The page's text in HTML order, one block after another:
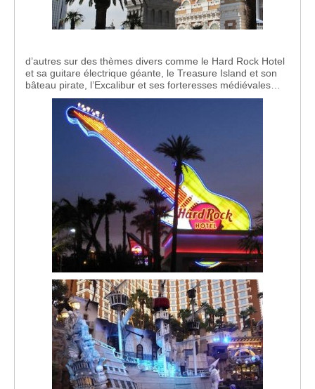
d’autres sur des thèmes divers comme le Hard Rock Hotel
et sa guitare électrique géante, le Treasure Island et son
bâteau pirate, l’Excalibur et ses forteresses médiévales…